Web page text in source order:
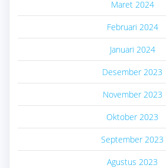
Maret 2024
Februari 2024
Januari 2024
Desember 2023
November 2023
Oktober 2023
September 2023
Agustus 2023